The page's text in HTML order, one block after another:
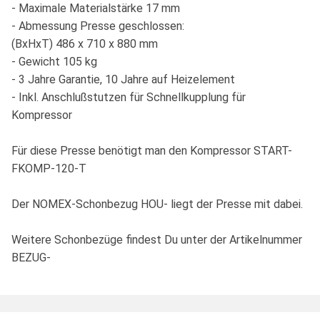
- Maximale Materialstärke 17 mm
- Abmessung Presse geschlossen:
(BxHxT) 486 x 710 x 880 mm
- Gewicht 105 kg
- 3 Jahre Garantie, 10 Jahre auf Heizelement
- Inkl. Anschlußstutzen für Schnellkupplung für
Kompressor
Für diese Presse benötigt man den Kompressor START-
FKOMP-120-T
Der NOMEX-Schonbezug HOU- liegt der Presse mit dabei.
Weitere Schonbezüge findest Du unter der Artikelnummer
BEZUG-